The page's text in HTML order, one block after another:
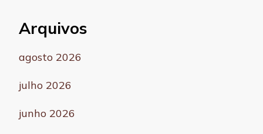
Arquivos
agosto 2026
julho 2026
junho 2026